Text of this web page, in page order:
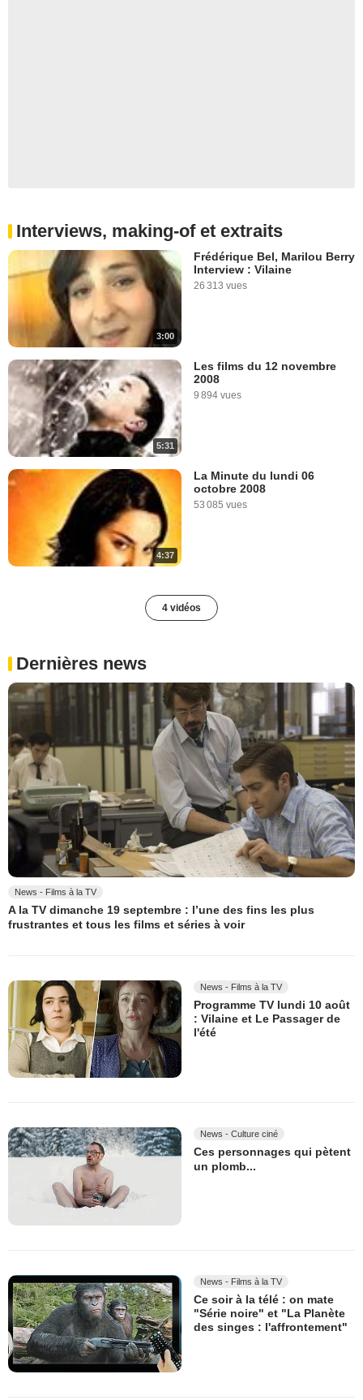
Interviews, making-of et extraits
3:00
Frédérique Bel, Marilou Berry
Interview : Vilaine
26 313 vues
5:31
Les films du 12 novembre
2008
9 894 vues
4:37
La Minute du lundi 06
octobre 2008
53 085 vues
4 vidéos
Dernières news
News - Films à la TV
A la TV dimanche 19 septembre : l’une des fins les plus
frustrantes et tous les films et séries à voir
News - Films à la TV
Programme TV lundi 10 août
: Vilaine et Le Passager de
l'été
News - Culture ciné
Ces personnages qui pètent
un plomb...
News - Films à la TV
Ce soir à la télé : on mate
"Série noire" et "La Planète
des singes : l'affrontement"